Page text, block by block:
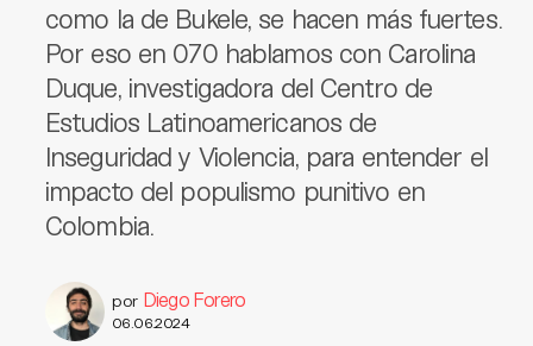
como la de Bukele, se hacen más fuertes.
Por eso en 070 hablamos con Carolina
Duque, investigadora del Centro de
Estudios Latinoamericanos de
Inseguridad y Violencia, para entender el
impacto del populismo punitivo en
Colombia.
por Diego Forero
06.06.2024